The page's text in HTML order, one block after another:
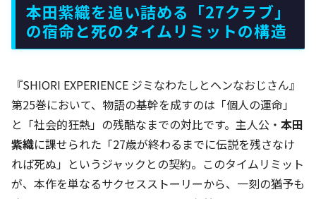
本田紫織を追い詰める「27クラブ」
の宿命と死のタイムリミットの構造
『SHIORI EXPERIENCE ジミなわたしとヘンなおじさん』
第25巻において、物語の基幹を成すのは「個人の運命」
と「社会的狂熱」の残酷なまでの対比です。主人公・ 本田
紫織に課せられた「27歳が終わるまでに伝説を残さなけ
れば死ぬ」というジャックとの契約。このタイムリミット
が、本作を単なるサクセスストーリーから、一刻の猶予も